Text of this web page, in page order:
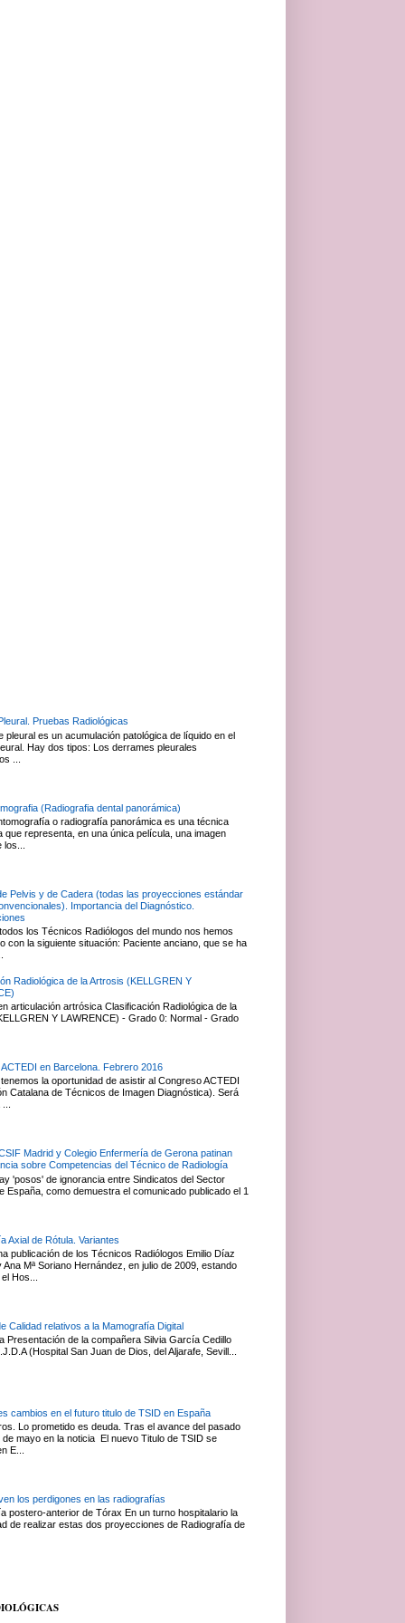
Pruebas Radiológicas
pleural es un acumulación patológica de líquido en el
Hay dos tipos: Los derrames pleurales
...
(Radiografia dental panorámica)
o radiografía panorámica es una técnica
que representa, en una única película, una imagen
Pelvis y de Cadera (todas las proyecciones estándar
Importancia del Diagnóstico.
los Técnicos Radiólogos del mundo nos hemos
con la siguiente situación: Paciente anciano, que se ha
Radiológica de la Artrosis (KELLGREN Y
articulación artrósica Clasificación Radiológica de la
Y LAWRENCE) - Grado 0: Normal - Grado
en Barcelona. Febrero 2016
la oportunidad de asistir al Congreso ACTEDI
Catalana de Técnicos de Imagen Diagnóstica). Será
Madrid y Colegio Enfermería de Gerona patinan
sobre Competencias del Técnico de Radiología
'posos' de ignorancia entre Sindicatos del Sector
España, como demuestra el comunicado publicado el 1
Axial de Rótula. Variantes
publicación de los Técnicos Radiólogos Emilio Díaz
Ana Mª Soriano Hernández, en julio de 2009, estando
Hos...
Calidad relativos a la Mamografía Digital
Presentación de la compañera Silvia García Cedillo
(Hospital San Juan de Dios, del Aljarafe, Sevill...
cambios en el futuro titulo de TSID en España
Lo prometido es deuda. Tras el avance del pasado
de mayo en la noticia El nuevo Titulo de TSID se
E...
los perdigones en las radiografías
postero-anterior de Tórax En un turno hospitalario la
de realizar estas dos proyecciones de Radiografía de